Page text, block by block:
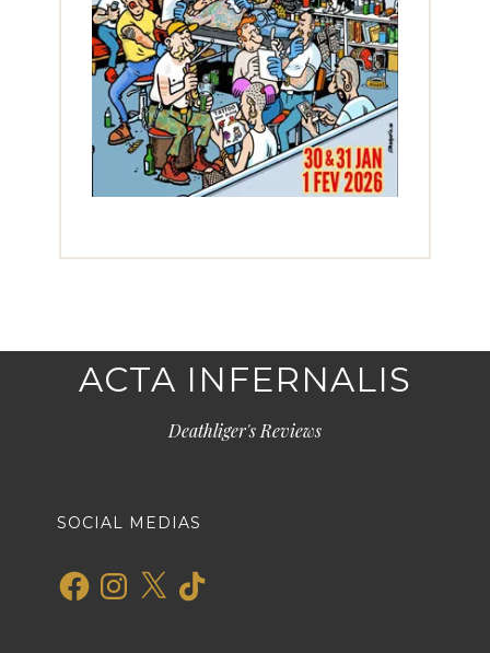
ACTA INFERNALIS
Deathliger's Reviews
SOCIAL MEDIAS
FacebookInstagram
X TikTok